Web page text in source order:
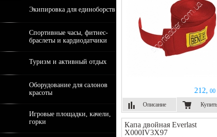
Экипировка для единоборств
Спортивные часы, фитнес-
браслеты и кардиодатчики
Туризм и активный отдых
Оборудование для салонов
красоты
Игровые площадки, качели,
горки
212, 00
Описание
Купить
Капа двойная Everlast
X000IV3X97